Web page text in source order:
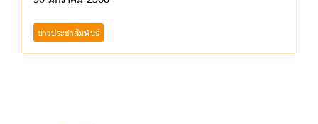
ข่าวประชาสัมพันธ์